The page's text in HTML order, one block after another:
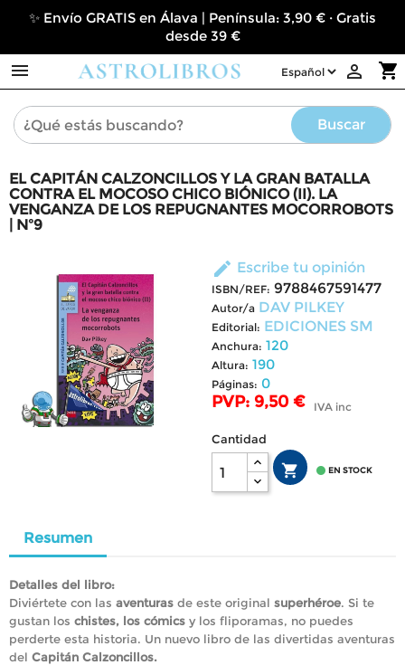
✨ Envío GRATIS en Álava | Península: 3,90 € · Gratis
desde 39 €
 shopping_cart

Buscar
EL CAPITÁN CALZONCILLOS Y LA GRAN BATALLA
CONTRA EL MOCOSO CHICO BIÓNICO (II). LA
VENGANZA DE LOS REPUGNANTES MOCORROBOTS
| Nº9
edit Escribe tu opinión
ISBN/REF: 9788467591477
Autor/a DAV PILKEY
Editorial: EDICIONES SM
Anchura: 120
Altura: 190
Páginas: 0
PVP: 9,50 € IVA inc
Cantidad
  EN STOCK
Resumen
Detalles del libro:
Diviértete con las aventuras de este original superhéroe. Si te
gustan los chistes, los cómics y los fliporamas, no puedes
perderte esta historia. Un nuevo libro de las divertidas aventuras
del Capitán Calzoncillos.